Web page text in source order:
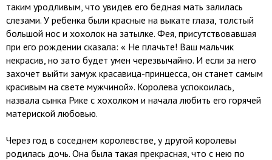
таким уродливым, что увидев его бедная мать залилась
слезами. У ребенка были красные на выкате глаза, толстый
большой нос и хохолок на затылке. Фея, присутствовавшая
при его рождении сказала: « Не плачьте! Ваш мальчик
некрасив, но зато будет умен черезвычайно. И если за него
захочет выйти замуж красавица-принцесса, он станет самым
красивым на свете мужчиной». Королева успокоилась,
назвала сынка Рике с хохолком и начала любить его горячей
материской любовью.
Через год в соседнем королевстве, у другой королевы
родилась дочь. Она была такая прекрасная, что с нею по